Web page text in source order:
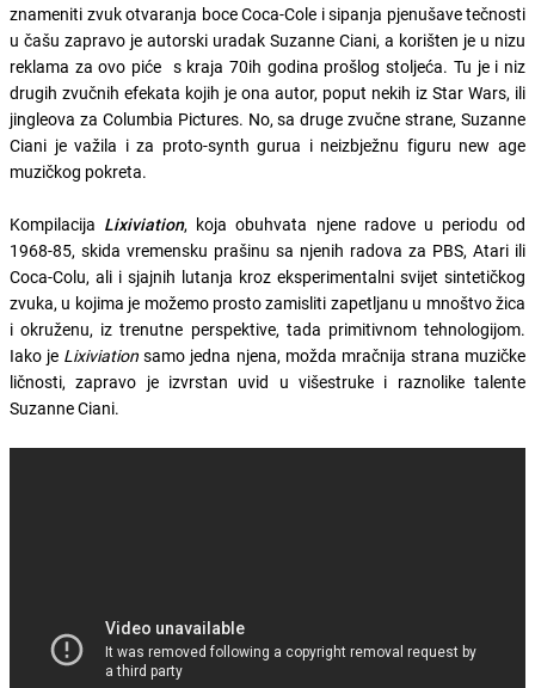
znameniti zvuk otvaranja boce Coca-Cole i sipanja pjenušave tečnosti
u čašu zapravo je autorski uradak Suzanne Ciani, a korišten je u nizu
reklama za ovo piće s kraja 70ih godina prošlog stoljeća. Tu je i niz
drugih zvučnih efekata kojih je ona autor, poput nekih iz Star Wars, ili
jingleova za Columbia Pictures. No, sa druge zvučne strane, Suzanne
Ciani je važila i za proto-synth gurua i neizbježnu figuru new age
muzičkog pokreta.
Kompilacija Lixiviation, koja obuhvata njene radove u periodu od
1968-85, skida vremensku prašinu sa njenih radova za PBS, Atari ili
Coca-Colu, ali i sjajnih lutanja kroz eksperimentalni svijet sintetičkog
zvuka, u kojima je možemo prosto zamisliti zapetljanu u mnoštvo žica
i okruženu, iz trenutne perspektive, tada primitivnom tehnologijom.
Iako je Lixiviation samo jedna njena, možda mračnija strana muzičke
ličnosti, zapravo je izvrstan uvid u višestruke i raznolike talente
Suzanne Ciani.